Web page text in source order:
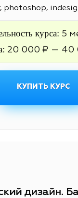
photoshop,
курса: 5
20 000 ₽ — 40
КУПИТЬ КУРС
дизайн.